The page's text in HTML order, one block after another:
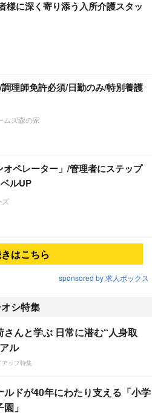
様に深く寄り添う入所介護スタッ
理師免許必須/日勤のみ/特別養護
ムズ森の家
ペレーター」/管理者にステップ
ルUP
ズ
はこちら
sponsored by 求人ボックス
シ特集
さんと学ぶ 日常に潜む“人身取
ル
ップ特集
ルドが40年にわたり支える「小学
」